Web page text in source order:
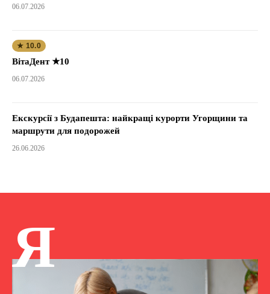
06.07.2026
★ 10.0
ВітаДент ★10
06.07.2026
Екскурсії з Будапешта: найкращі курорти Угорщини та
маршрути для подорожей
26.06.2026
Я